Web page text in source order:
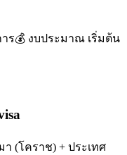
ร💰 งบประมาณ เริ่มต้น
(โคราช) + ประเทศ